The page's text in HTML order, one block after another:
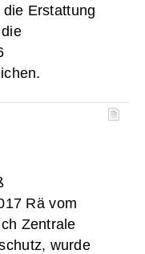
die Erstattung
Rä vom
Zentrale
wurde